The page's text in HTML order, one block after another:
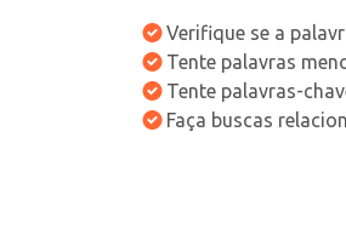
Verifique se a
Tente palavras
Tente palavras-
Faça buscas